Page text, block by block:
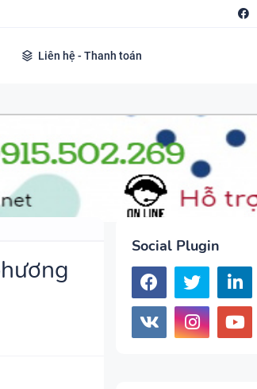
Liên hệ - Thanh toán
Social Plugin